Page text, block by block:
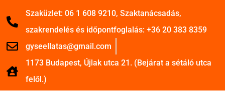
Szaküzlet: 06 1 608 9210, Szaktanácsadás,
szakrendelés és időpontfoglalás: +36 20 383 8359
gyseellatas@gmail.com
1173 Budapest, Újlak utca 21. (Bejárat a sétáló utca
felől.)